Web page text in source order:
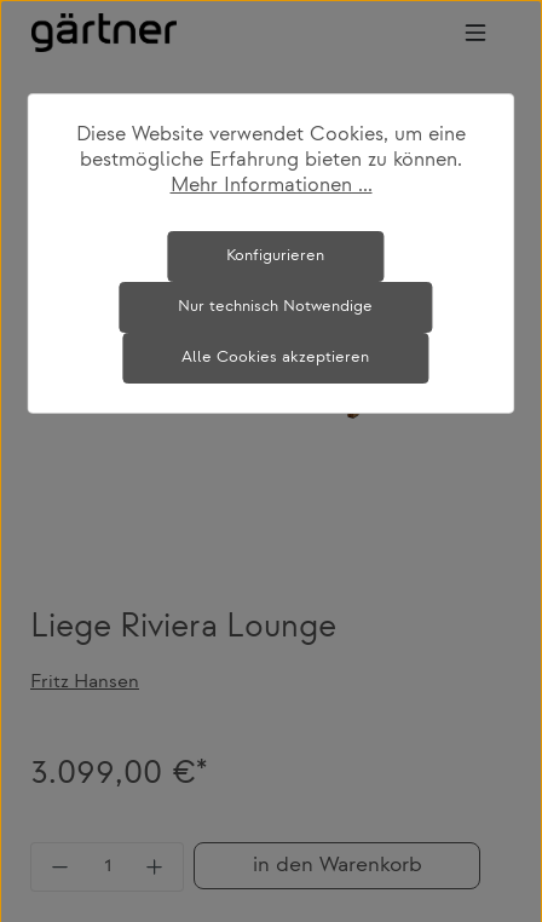
Zum Hauptinhalt springen
shop produkte outdoor sonnenliegen
Bildergalerie überspringen
Liege Riviera Lounge
Fritz Hansen
3.099,00 €*
Produkt Anzahl: Gib den gewünschten
in den Warenkorb
Diese Website verwendet Cookies, um eine
bestmögliche Erfahrung bieten zu können.
Mehr Informationen ...
Nur technisch Notwendige
Konfigurieren
Alle Cookies akzeptieren